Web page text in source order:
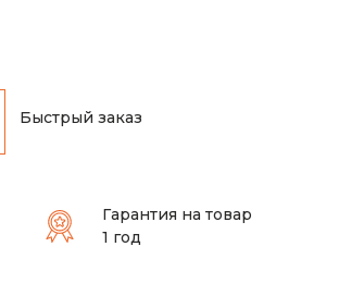
Быстрый заказ
Гарантия на товар
1 год